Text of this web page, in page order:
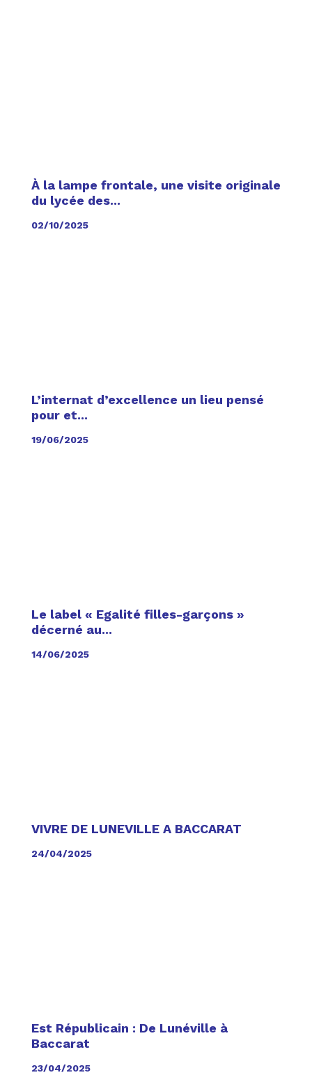
À la lampe frontale, une visite originale
du lycée des...
02/10/2025
L’internat d’excellence un lieu pensé
pour et...
19/06/2025
Le label « Egalité filles-garçons »
décerné au...
14/06/2025
VIVRE DE LUNEVILLE A BACCARAT
24/04/2025
Est Républicain : De Lunéville à
Baccarat
23/04/2025